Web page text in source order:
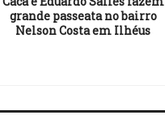
grande passeata no bairro
Nelson Costa em Ilhéus